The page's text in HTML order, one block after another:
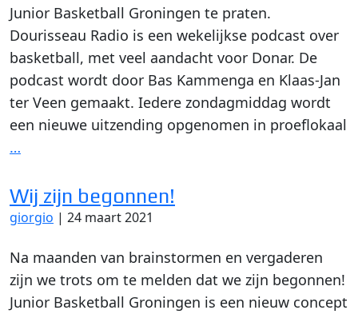
Junior Basketball Groningen te praten.
Dourisseau Radio is een wekelijkse podcast over
basketball, met veel aandacht voor Donar. De
podcast wordt door Bas Kammenga en Klaas-Jan
ter Veen gemaakt. Iedere zondagmiddag wordt
een nieuwe uitzending opgenomen in proeflokaal
…
Wij zijn begonnen!
giorgio | 24 maart 2021
Na maanden van brainstormen en vergaderen
zijn we trots om te melden dat we zijn begonnen!
Junior Basketball Groningen is een nieuw concept